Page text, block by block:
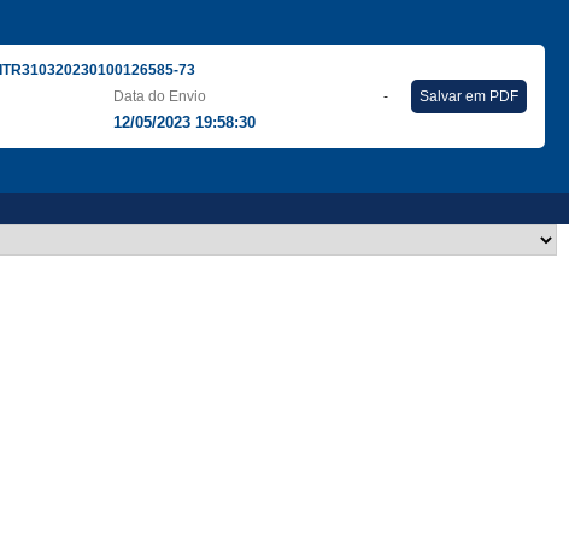
73
Data do Envio
12/05/2023 19:58:30
- Salvar em PDF